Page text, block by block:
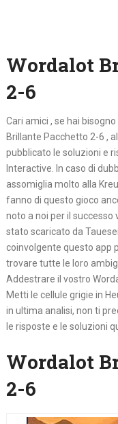
Wordalot
2-6
Cari amici , se hai
Brillante Pacchetto 2-6 ,
pubblicato le soluzioni e
Interactive. In caso di
assomiglia molto alla
fanno di questo gioco
noto a noi per il successo
stato scaricato da
coinvolgente questo app
trovare tutte le loro
Addestrare il vostro
Metti le cellule grigie in
in ultima analisi, non ti
le risposte e le soluzioni
Wordalot
2-6